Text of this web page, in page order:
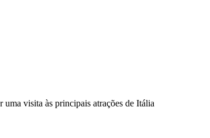
visita às principais atrações de Itália